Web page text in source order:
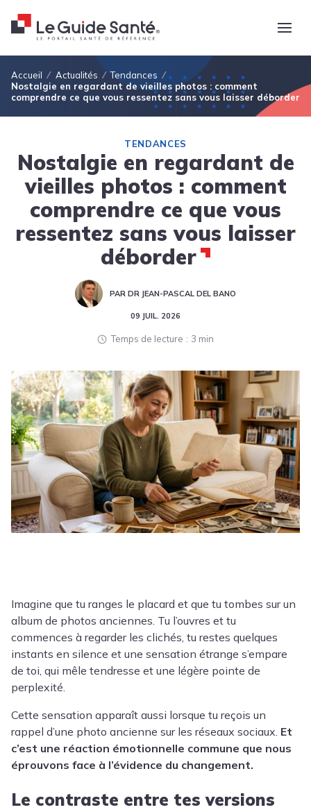
Fil d'Ariane
Accueil Actualités
Tendances
Nostalgie en regardant de vieilles photos : comment
comprendre ce que vous ressentez sans vous laisser déborder
TENDANCES
Nostalgie en regardant de
vieilles photos : comment
comprendre ce que vous
ressentez sans vous laisser
déborder
PAR DR JEAN-PASCAL DEL BANO
09 JUIL. 2026
Temps de lecture 3 min
Imagine que tu ranges le placard et que tu tombes sur un
album de photos anciennes. Tu l’ouvres et tu
commences à regarder les clichés, tu restes quelques
instants en silence et une sensation étrange s’empare
de toi, qui mêle tendresse et une légère pointe de
perplexité.
Cette sensation apparaît aussi lorsque tu reçois un
rappel d’une photo ancienne sur les réseaux sociaux. Et
c’est une réaction émotionnelle commune que nous
éprouvons face à l’évidence du changement.
Le contraste entre tes versions